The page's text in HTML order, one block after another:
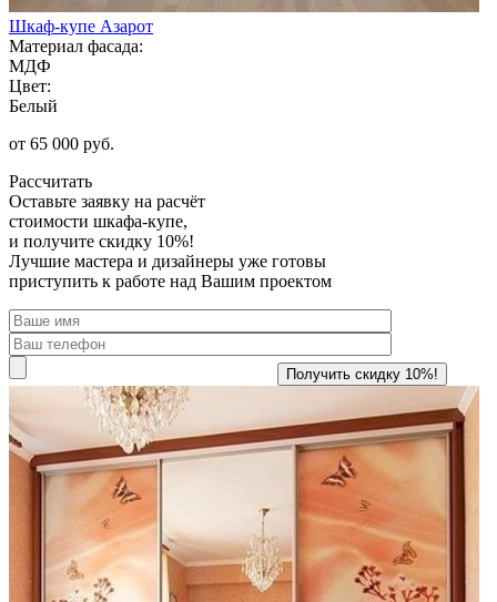
Шкаф-купе Азарот
Материал фасада:
МДФ
Цвет:
Белый
от 65 000 руб.
Рассчитать
Оставьте заявку на расчёт
стоимости шкафа-купе,
и получите скидку 10%!
Лучшие мастера и дизайнеры уже готовы
приступить к работе над Вашим проектом